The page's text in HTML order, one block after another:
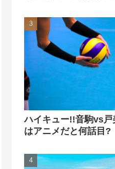
ハイキュー!!音駒vs戸
はアニメだと何話目?